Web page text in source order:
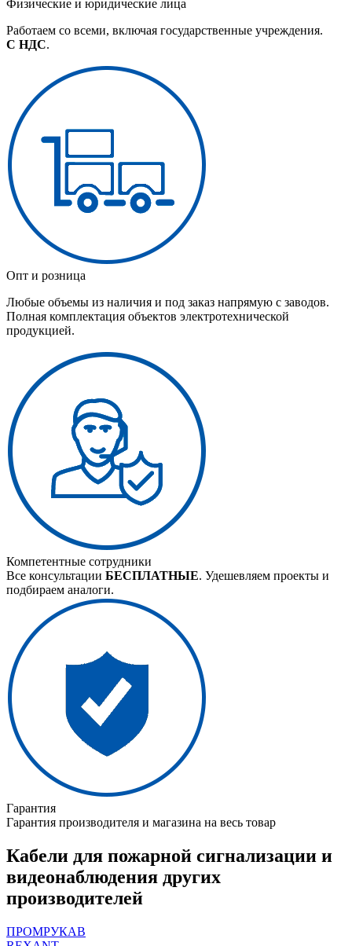
Физические и юридические лица
Работаем со всеми, включая государственные учреждения.
С НДС.
Опт и розница
Любые объемы из наличия и под заказ напрямую с заводов.
Полная комплектация объектов электротехнической
продукцией.
Компетентные сотрудники
Все консультации БЕСПЛАТНЫЕ. Удешевляем проекты и
подбираем аналоги.
Гарантия
Гарантия производителя и магазина на весь товар
Кабели для пожарной сигнализации и
видеонаблюдения других
производителей
ПРОМРУКАВ